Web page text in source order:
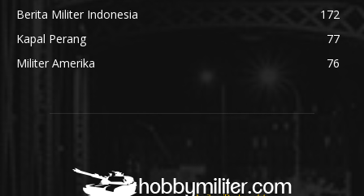
Berita Militer Indonesia
172
Kapal Perang
77
Militer Amerika
76